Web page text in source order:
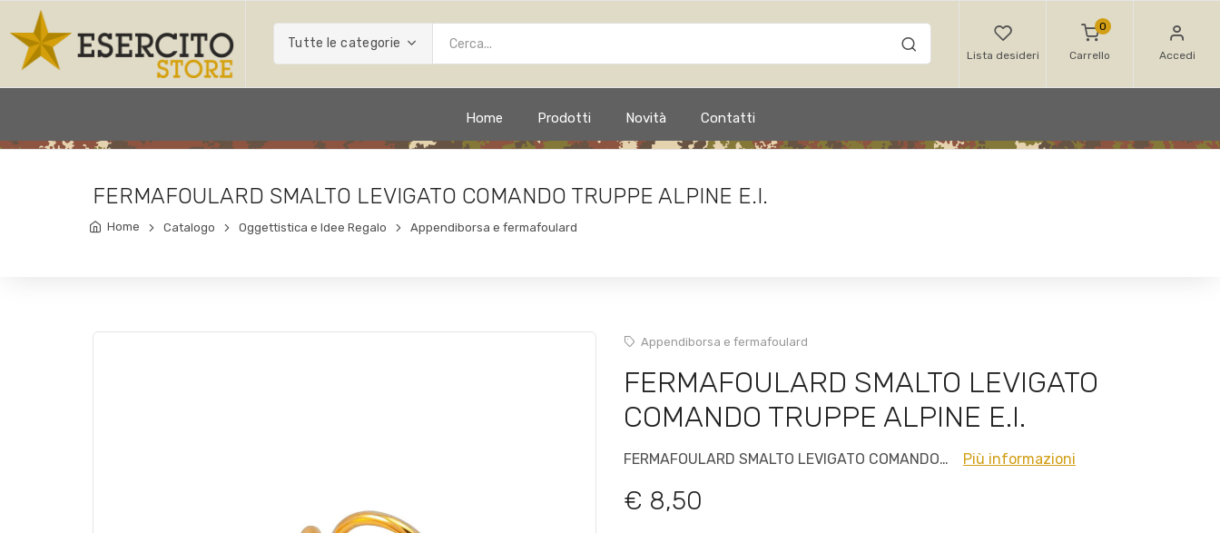
Tutte le categorie
Lista desideri
0
Carrello Accedi
Home Prodotti Novità Contatti
FERMAFOULARD SMALTO LEVIGATO COMANDO TRUPPE ALPINE E.I.
Home Catalogo Oggettistica e Idee Regalo Appendiborsa e fermafoulard
Appendiborsa e fermafoulard
FERMAFOULARD SMALTO LEVIGATO
COMANDO TRUPPE ALPINE E.I.
FERMAFOULARD SMALTO LEVIGATO COMANDO… Più informazioni
€ 8,50